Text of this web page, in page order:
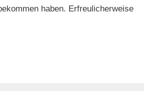
haben. Erfreulicherweise